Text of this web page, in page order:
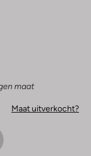
maat
Maat uitverkocht?